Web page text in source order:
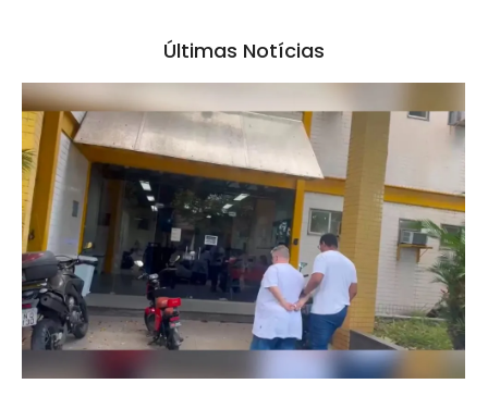
Últimas Notícias